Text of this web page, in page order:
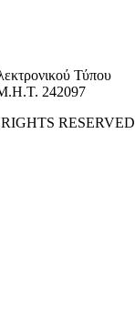
Τύπου
242097
RESERVED